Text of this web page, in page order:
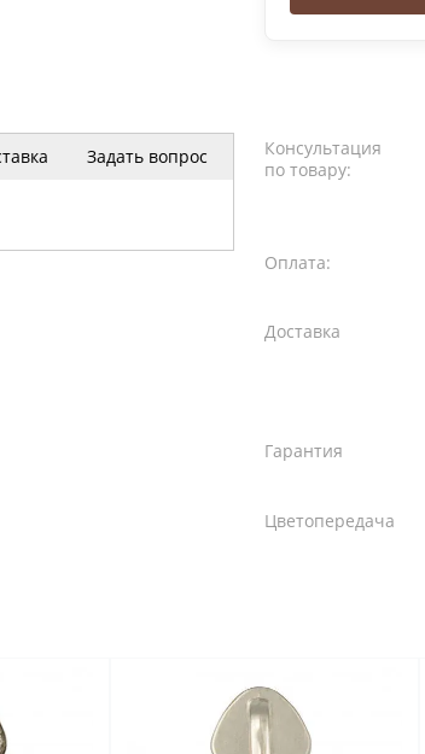
Задать вопрос
Консультация
по товару:
Оплата:
Доставка
Гарантия
Цветопередача